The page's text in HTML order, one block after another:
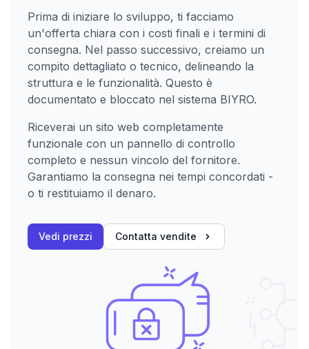
Prima di iniziare lo sviluppo, ti facciamo
un'offerta chiara con i costi finali e i termini di
consegna. Nel passo successivo, creiamo un
compito dettagliato o tecnico, delineando la
struttura e le funzionalità. Questo è
documentato e bloccato nel sistema BIYRO.
Riceverai un sito web completamente
funzionale con un pannello di controllo
completo e nessun vincolo del fornitore.
Garantiamo la consegna nei tempi concordati -
o ti restituiamo il denaro.
Vedi prezzi Contatta vendite